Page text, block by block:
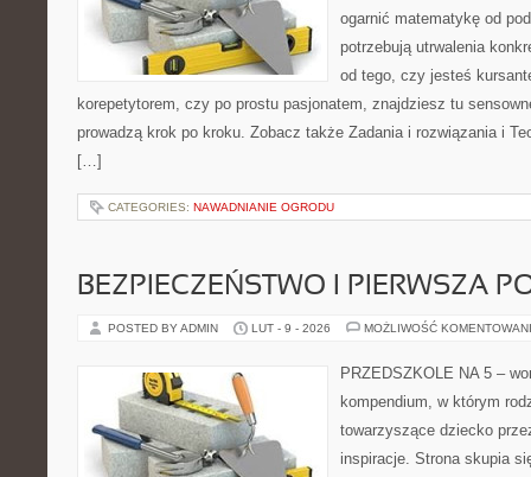
ogarnić matematykę od
potrzebują utrwalenia
od tego, czy jesteś
korepetytorem, czy po prostu pasjonatem, znajdziesz tu
prowadzą krok po kroku. Zobacz także Zadania i rozwiązania i
[…]
CATEGORIES: NAWADNIANIE OGRODU
BEZPIECZEŃSTWO I PIERWSZA
POSTED BY ADMIN LUT - 9 - 2026 MOŻLIWOŚĆ
PRZEDSZKOLE NA 5 –
kompendium, w którym
towarzyszące dziecko
inspiracje. Strona skupia